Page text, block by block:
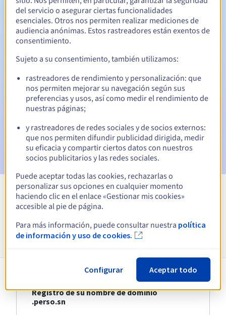
Período de redención 30 días
Notificaciones automáticas:
Emails de aviso:60, 30, 15, 7 y 3 días antes de la fecha de
vencimiento
Email el día del vencimiento
del nombre de dominio
Email tras el Redemption Grace Periodpara notificar la
eliminación del nombre de dominio
Ver todas las extensiones
Información sobre .perso.sn
Registro de su nombre de dominio
.perso.sn
del servicio o asegurar ciertas funcionalidades
esenciales. Otros nos permiten realizar mediciones de
audiencia anónimas. Estos rastreadores están exentos de
consentimiento.
Sujeto a su consentimiento, también utilizamos:
rastreadores de rendimiento y personalización: que
nos permiten mejorar su navegación según sus
preferencias y usos, así como medir el rendimiento de
nuestras páginas;
y rastreadores de redes sociales y de socios externos:
que nos permiten difundir publicidad dirigida, medir
su eficacia y compartir ciertos datos con nuestros
socios publicitarios y las redes sociales.
Puede aceptar todas las cookies, rechazarlas o
personalizar sus opciones en cualquier momento
haciendo clic en el enlace «Gestionar mis cookies»
accesible al pie de página.
Para más información, puede consultar nuestra política
de información y uso de cookies.
Configurar Aceptar todo